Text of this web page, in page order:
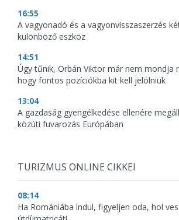
16:55
A vagyonadó és a vagyonvisszaszerzés
különböző eszköz
14:51
Úgy tűnik, Orbán Viktor már nem mondja
hogy fontos pozíciókba kit kell jelölniük
13:04
A gazdaság gyengélkedése ellenére
közúti fuvarozás Európában
TURIZMUS ONLINE CIKKEI
08:14
Ha Romániába indul, figyeljen oda, hol